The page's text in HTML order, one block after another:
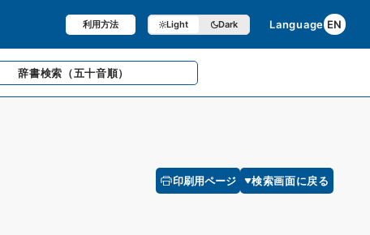
利用方法 Light Dark Language EN
辞書検索 （五十音順）
印刷用ページ 検索画面に戻る